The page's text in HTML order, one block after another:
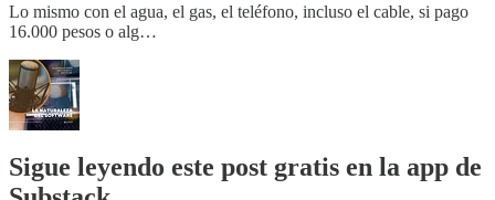
Lo mismo con el agua, el gas, el teléfono, incluso el cable, si pago
16.000 pesos o alg…
Sigue leyendo este post gratis en la app de